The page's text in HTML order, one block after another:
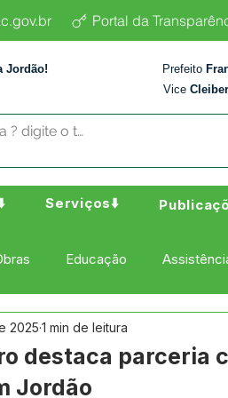
Portal da
Jordão! Prefeito
Vice
Serviços⬇️
Educação
Administração e Finanças
destaca parceria
Jordão
2025 1 min de leitura